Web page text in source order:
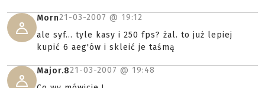
Morn21-03-2007 @ 19:12
ale syf... tyle kasy i 250 fps? żal. to już lepiej
kupić 6 aeg'ów i skleić je taśmą
Major.821-03-2007 @ 19:48